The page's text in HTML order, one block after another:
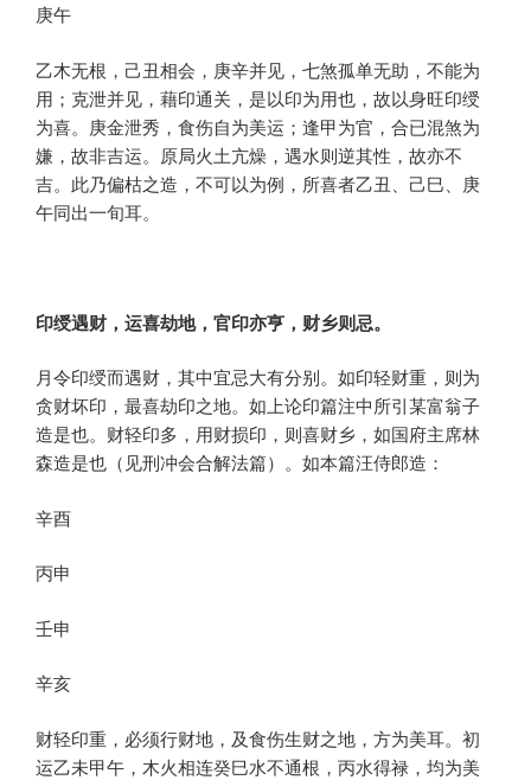
庚午
乙木无根，己丑相会，庚辛并见，七煞孤单无助，不能为
用；克泄并见，藉印通关，是以印为用也，故以身旺印绶
为喜。庚金泄秀，食伤自为美运；逢甲为官，合已混煞为
嫌，故非吉运。原局火土亢燥，遇水则逆其性，故亦不
吉。此乃偏枯之造，不可以为例，所喜者乙丑、己巳、庚
午同出一旬耳。
印绶遇财，运喜劫地，官印亦亨，财乡则忌。
月令印绶而遇财，其中宜忌大有分别。如印轻财重，则为
贪财坏印，最喜劫印之地。如上论印篇注中所引某富翁子
造是也。财轻印多，用财损印，则喜财乡，如国府主席林
森造是也（见刑冲会合解法篇）。如本篇汪侍郎造：
辛酉
丙申
壬申
辛亥
财轻印重，必须行财地，及食伤生财之地，方为美耳。初
运乙未甲午，木火相连癸巳水不通根，丙水得禄，均为美